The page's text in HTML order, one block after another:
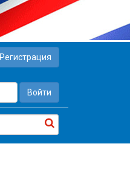
Регистрация
Войти